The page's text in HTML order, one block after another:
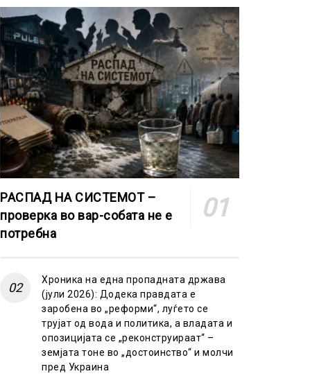
РАСПАД НА СИСТЕМОТ –
проверка во вар-собата не е
потребна
Хроника на една пропадната држава
(јули 2026): Додека правдата е
заробена во „реформи“, луѓето се
трујат од вода и политика, а владата и
опозицијата се „реконструираат“ –
земјата тоне во „достоинство“ и молчи
пред Украина